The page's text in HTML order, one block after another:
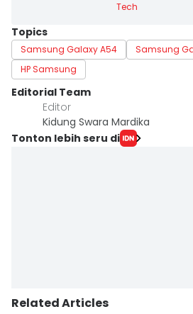
Tech
Topics
Samsung Galaxy A54 Samsung
HP Samsung
Editorial Team
Editor
Kidung Swara Mardika
Tonton lebih seru di
Related Articles